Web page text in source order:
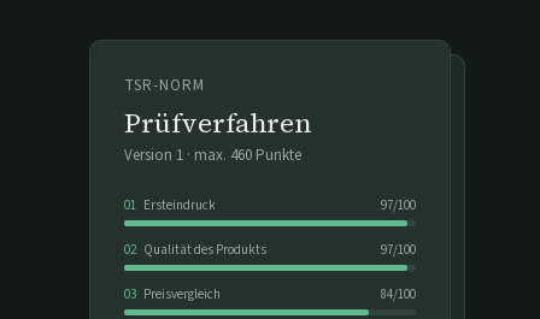
TSR-NORM
Prüfverfahren
Version 1 · max. 460 Punkte
01 Ersteindruck 97/100
02 Qualität des Produkts 97/100
03 Preisvergleich 84/100